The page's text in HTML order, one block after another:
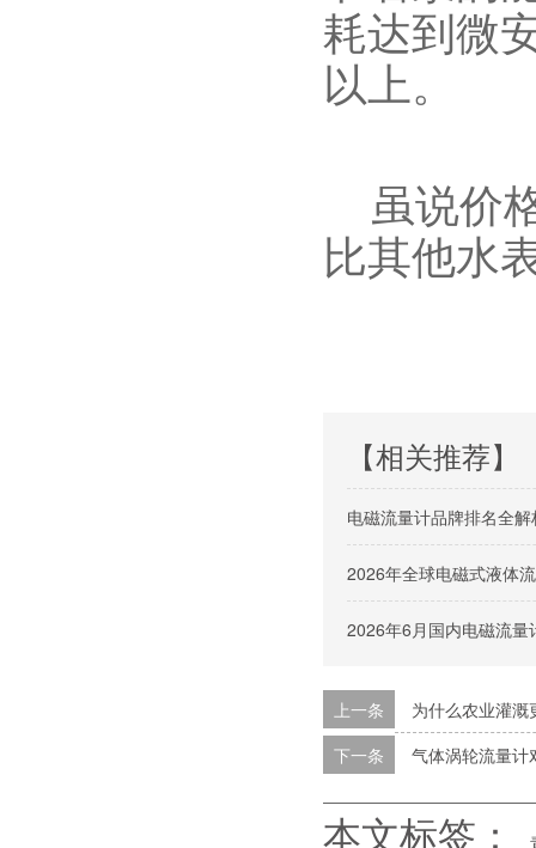
耗达到微
以上。
虽说价
比其他水
【相关推荐】
电磁流量计品牌排名全
2026年全球电磁式液体
2026年6月国内电磁流
上一条
为什么农业灌
下一条
气体涡轮流量计
本文标签：